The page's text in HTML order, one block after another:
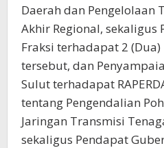
Daerah dan Pengelolaan
Akhir Regional, sekaligus
Fraksi terhadapat 2 (Dua)
tersebut, dan
Sulut terhadapat
tentang Pengendalian
Jaringan Transmisi
sekaligus Pendapat